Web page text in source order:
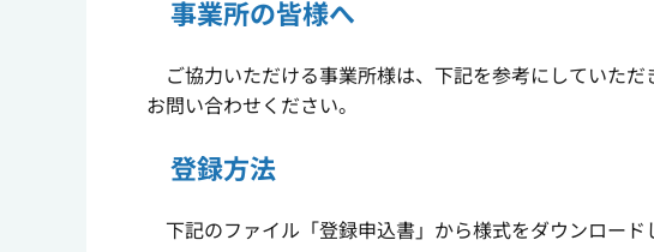
事業所の皆様へ
ご協力いただける事業所様は、下記を参考にしていた
お問い合わせください。
登録方法
下記のファイル「登録申込書」から様式をダウンロード